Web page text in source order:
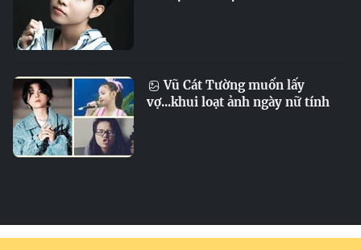
Vũ Cát Tường muốn lấy
vợ...khui loạt ảnh ngày nữ tính